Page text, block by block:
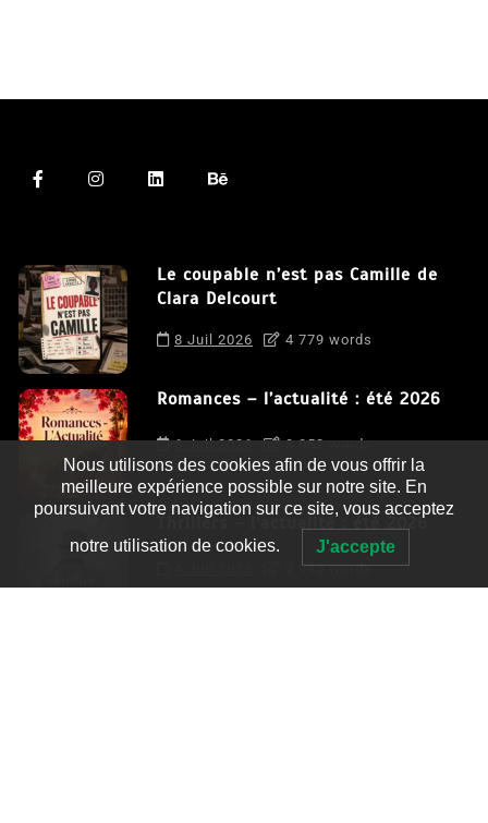
Le coupable n’est pas Camille de
Clara Delcourt
8 Juil 2026 4 779 words
Romances – l’actualité : été 2026
6 Juil 2026 3 052 words
Thrillers – l’actualité : été 2026
2 995 words
Nous utilisons des cookies afin de vous offrir la
meilleure expérience possible sur notre site. En
poursuivant votre navigation sur ce site, vous acceptez
notre utilisation de cookies. J'accepte